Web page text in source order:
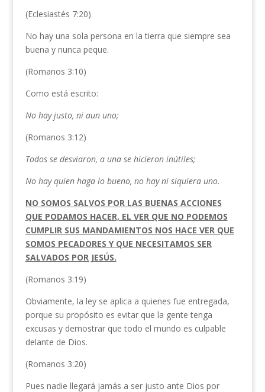
(Eclesiastés 7:20)
No hay una sola persona en la tierra que siempre sea
buena y nunca peque.
(Romanos 3:10)
Como está escrito:
No hay justo, ni aun uno;
(Romanos 3:12)
Todos se desviaron, a una se hicieron inútiles;
No hay quien haga lo bueno, no hay ni siquiera uno.
NO SOMOS SALVOS POR LAS BUENAS ACCIONES
QUE PODAMOS HACER, EL VER QUE NO PODEMOS
CUMPLIR SUS MANDAMIENTOS NOS HACE VER QUE
SOMOS PECADORES Y QUE NECESITAMOS SER
SALVADOS POR JESÚS.
(Romanos 3:19)
Obviamente, la ley se aplica a quienes fue entregada,
porque su propósito es evitar que la gente tenga
excusas y demostrar que todo el mundo es culpable
delante de Dios.
(Romanos 3:20)
Pues nadie llegará jamás a ser justo ante Dios por